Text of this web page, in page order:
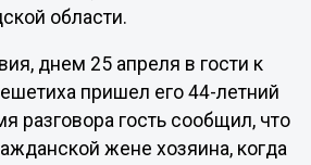
области.
днем 25 апреля в гости к
пришел его 44-летний
разговора гость сообщил, что
жене хозяина, когда